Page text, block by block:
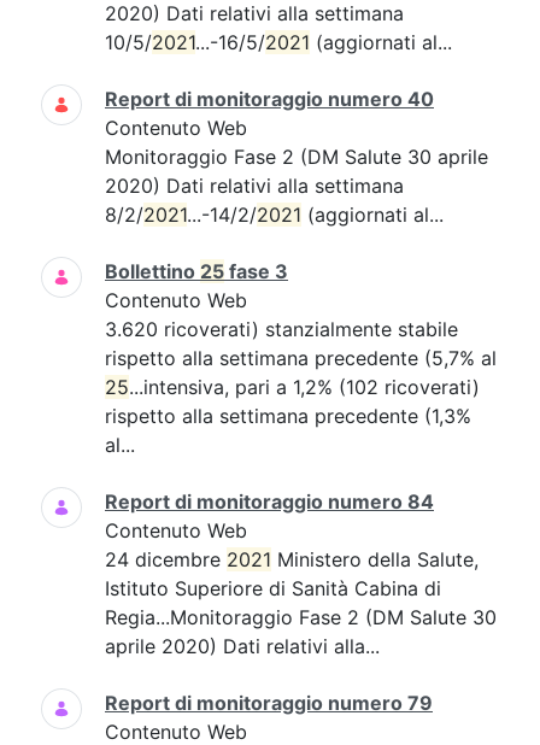
2020) Dati relativi alla settimana
10/5/2021...-16/5/2021 (aggiornati al...
Report di monitoraggio numero 40
Contenuto Web
Monitoraggio Fase 2 (DM Salute 30 aprile
2020) Dati relativi alla settimana
8/2/2021...-14/2/2021 (aggiornati al...
Bollettino 25 fase 3
Contenuto Web
3.620 ricoverati) stanzialmente stabile
rispetto alla settimana precedente (5,7% al
25...intensiva, pari a 1,2% (102 ricoverati)
rispetto alla settimana precedente (1,3%
al...
Report di monitoraggio numero 84
Contenuto Web
24 dicembre 2021 Ministero della Salute,
Istituto Superiore di Sanità Cabina di
Regia...Monitoraggio Fase 2 (DM Salute 30
aprile 2020) Dati relativi alla...
Report di monitoraggio numero 79
Contenuto Web